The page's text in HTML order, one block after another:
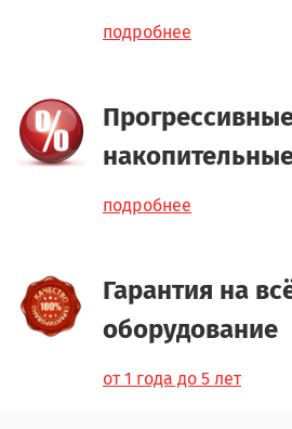
подробнее
подробнее
Гарантия на
оборудование
от 1 года до 5 лет